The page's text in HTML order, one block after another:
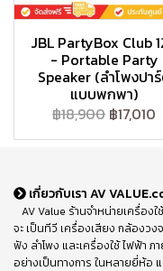
JBL PartyBox Club
- Portable Party
Speaker (ลำโพงปา
แบบพกพา)
฿18,900 ฿17,010
เกี่ยวกับเรา AV
AV Value ร้านจำหน่ายเครื่อ
จะ เป็นทีวี เครื่องเสียง กล้องว
ฟัง ลำโพง และเครื่องใช้ ไฟฟ้า
อย่างเป็นทางการ ในหลายยี่ห้อ